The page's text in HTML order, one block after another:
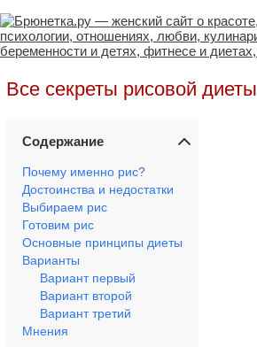
Все секреты рисовой диеты
Содержание
Почему именно рис?
Достоинства и недостатки
Выбираем рис
Готовим рис
Основные принципы диеты
Варианты
Вариант первый
Вариант второй
Вариант третий
Мнения